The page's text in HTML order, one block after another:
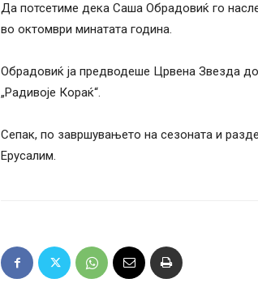
Да потсетиме дека Саша Обрадовиќ го
во октомври минатата година.
Обрадовиќ ја предводеше Црвена Звезда
„Радивоје Кораќ“.
Сепак, по завршувањето на сезоната и
Ерусалим.